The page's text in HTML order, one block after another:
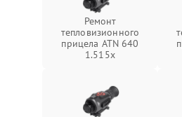
Ремонт
тепловизионного
прицела ATN 640
1.515x